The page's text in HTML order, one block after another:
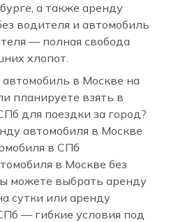
а также аренду
водителя и автомобиль
— полная свобода
хлопот.
в Москве на
планируете взять в
для поездки за город?
автомобиля в Москве
в СПб
в Москве без
можете выбрать аренду
сутки или аренду
— гибкие условия под